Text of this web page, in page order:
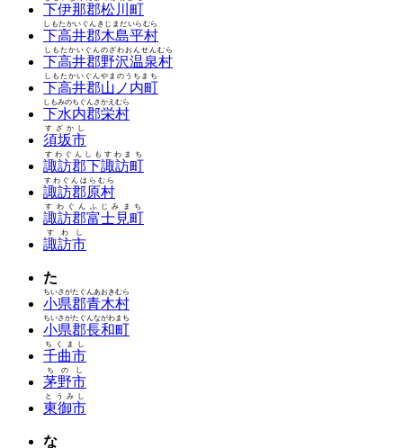
下伊那郡松川町
下高井郡木島平村
しもたかいぐんきじまだいらむら
下高井郡野沢温泉村
しもたかいぐんのざわおんせんむら
下高井郡山ノ内町
しもたかいぐんやまのうちまち
下水内郡栄村
しもみのちぐんさかえむら
須坂市
すざかし
諏訪郡下諏訪町
すわぐんしもすわまち
諏訪郡原村
すわぐんはらむら
諏訪郡富士見町
すわぐんふじみまち
諏訪市
すわし
た
小県郡青木村
ちいさがたぐんあおきむら
小県郡長和町
ちいさがたぐんながわまち
千曲市
ちくまし
茅野市
ちのし
東御市
とうみし
な